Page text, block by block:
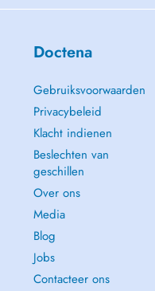
Doctena
Gebruiksvoorwaarden
Privacybeleid
Klacht indienen
Beslechten van
geschillen
Over ons
Media
Blog
Jobs
Contacteer ons